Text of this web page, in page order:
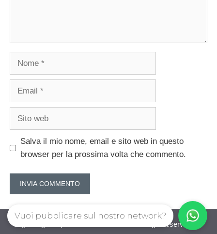
Nome
Email
Sito
Salva il mio nome, email e sito web in questo
browser per la prossima volta che commento.
guadagnorisparmiando.com © 2026. All right reserverd.
Vuoi pubblicare sul nostro network?